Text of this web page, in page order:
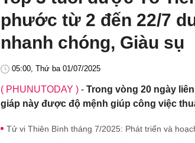
phước từ 2 đến 22/7
nhanh chóng, Giàu sụ
05:00, Thứ ba 01/07/2025
( PHUNUTODAY ) - Trong vòng 20 ngày
giáp này được độ mệnh giúp công việc
Tử vi Thiên Bình tháng 7/2025: Phát triển và